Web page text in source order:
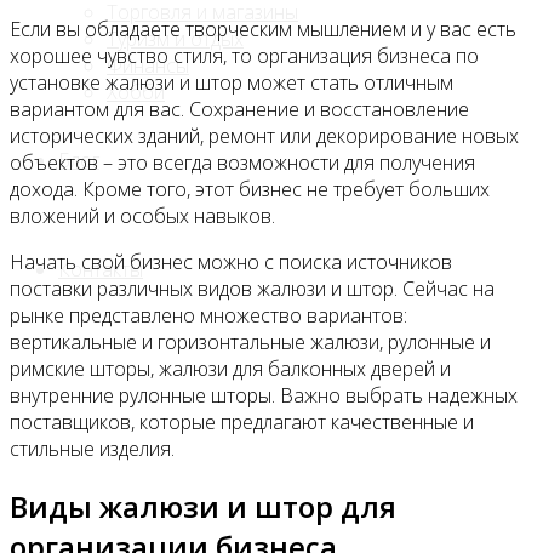
Туризм и отдых
Финансы
Хобби
Блог
Контакты
Если вы обладаете творческим мышлением и у вас есть
хорошее чувство стиля, то организация бизнеса по
установке жалюзи и штор может стать отличным
вариантом для вас. Сохранение и восстановление
исторических зданий, ремонт или декорирование новых
объектов – это всегда возможности для получения
дохода. Кроме того, этот бизнес не требует больших
вложений и особых навыков.
Начать свой бизнес можно с поиска источников
поставки различных видов жалюзи и штор. Сейчас на
рынке представлено множество вариантов:
вертикальные и горизонтальные жалюзи, рулонные и
римские шторы, жалюзи для балконных дверей и
внутренние рулонные шторы. Важно выбрать надежных
поставщиков, которые предлагают качественные и
стильные изделия.
Виды жалюзи и штор для